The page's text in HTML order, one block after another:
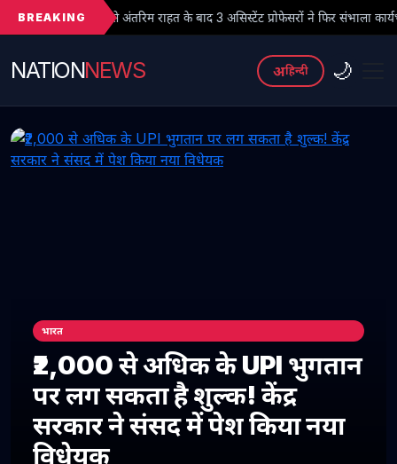
BREAKING
राहत के बाद 3 असिस्टेंट प्रोफेसरों ने फिर संभाला कार्यभार, 3 अगस्त को होगी
NATIONNEWS अहिन्दी 🌙
भारत
₹2,000 से अधिक के UPI भुगतान
पर लग सकता है शुल्क! केंद्र
सरकार ने संसद में पेश किया नया
विधेयक